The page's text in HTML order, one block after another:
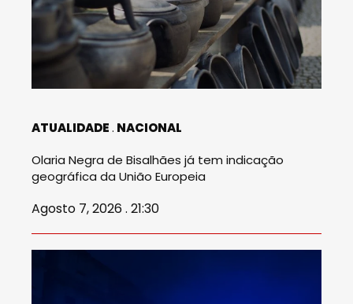
ATUALIDADE NACIONAL
Olaria Negra de Bisalhães já tem indicação
geográfica da União Europeia
Agosto 7, 2026 . 21:30